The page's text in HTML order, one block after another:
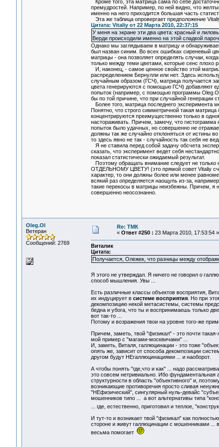
Кроме того, эта матрица сама по себе
премудростей. Например, по ней видно, что
именно на него приходится большая часть
Эта же таблица опровергает предположение
Цитата: Vitaliy от 22 Марта 2010, 22:37:15
У меня на экране эти два цвета: красный и
Верди происходили именно на этой сладкой
Однако мы заглядываем в матрицу и
был назван синим. Во всех ошибках сиреневый
матрицы - она позволяет определять случаи,
только между теми цветами, которые сенс плохо
И, наконец, - самое ценное свойство этой
распределением Бернулли или нет. Здесь
случайным образом (ГСЧ), матрица получается
цвета генерируются с помощью ГСЧ) добавляют
попыток (например, с помощью программы
бы по той причине, что при случайной генерации
Более того, матрица последнего
Понятно, что строго симметричной такая
концентрируются преимущественно только в
настораживать. Причем, замечу, что гистограмма
попыток было удачных, но совершенно не
должны так же случайно отклоняться от истины
то здесь явно не так - случайность так себя не
Я не ставила перед собой задачу обсчета
сказать, что эксперимент ведет себя
показал статистически ожидаемый результат.
Поэтому обращать внимание следует не
ОТДЕЛЬНОМУ ЦВЕТУ! (это прямой совет Vitaliy
характер, то они должны более или менее
всякий раз определяется наощупь из-за,
такие перекосы в матрицы неизбежны. Причем, я
совершенно неосознанно.
Oleg.Ol
Ветеран
Сообщений: 2769
Re: ТМК
« Ответ #250 : 23 Марта 2010, 17:53:54 »
Виталик
Цитата:
Получается, Олежек, что разницы между
Я этого не утверждал. Я ничего не говорил о
способ мышления. Увы ...
Есть различные классы объектов восприятия,
их индуцирует в системе восприятия. Но при
декомпозицию некой метасистемы, системы
бедна и убога, что ты и воспринимаешь только
вот так-то ...
Потому и возражения твои на уровне того-же
Причем, заметь, твой "физикал" - это почти
мой пример с "магами-москвичами" ...
И, заметь, Виталя, галлюцинации - это тоже
опять же, зависит от способа декомпозиции
другом будут НЕгаллюцинациями ... и наоборот.
А чтобы понять "где,что и как" ... надо
это совсем нетривиально. Ибо фундаментальная
структурности в область "объективного" и,
возникающие противоречия просто сливая
"НЕфизический", сингулярный нуль-девайс
мошенников типо ... а вот альтернативы типа
... где, естественно, приготовил и теплое,
И тут-то и возникает твой "физикал" как
стороне и живут галлюцинации с мошенниками ...
весьма помогает